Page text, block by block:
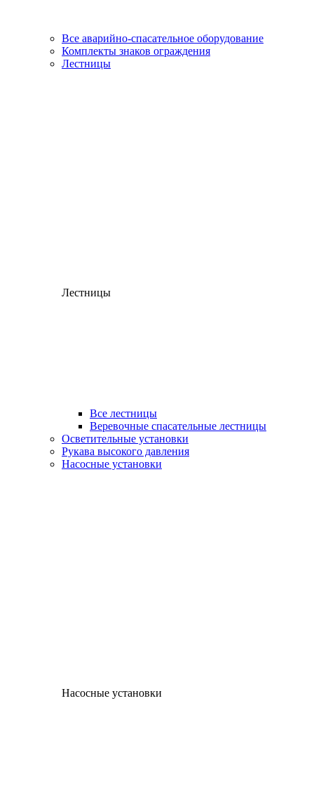
Все аварийно-спасательное оборудование
Комплекты знаков ограждения
Лестницы
Лестницы
Все лестницы
Веревочные спасательные лестницы
Осветительные установки
Рукава высокого давления
Насосные установки
Насосные установки